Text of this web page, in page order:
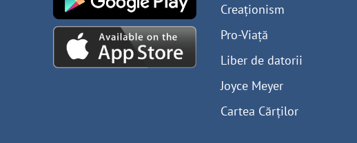
Creaționism
Pro-Viață
Liber de datorii
Joyce Meyer
Cartea Cărților